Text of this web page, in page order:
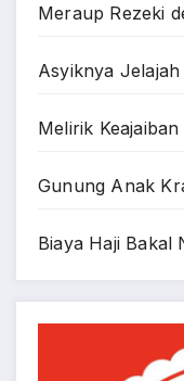
Meraup Rezeki
Asyiknya
Melirik
Gunung Anak
Biaya Haji Bakal